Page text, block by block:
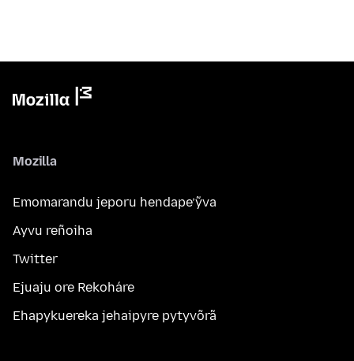
Mozilla
Emomarandu jeporu hendape’ỹva
Ayvu reñoiha
Twitter
Ejuaju ore Rekoháre
Ehapykuereka jehaipyre pytyvõrã